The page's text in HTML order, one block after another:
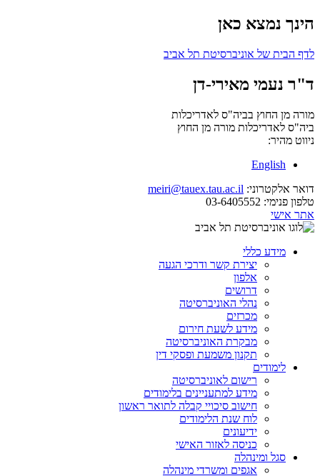
הינך נמצא כאן
לדף הבית של אוניברסיטת תל אביב
ד"ר נעמי מאירי-דן
מורה מן החוץ בביה"ס לאדריכלות
ביה"ס לאדריכלות מורה מן החוץ
ניווט מהיר:
English
דואר אלקטרוני: meiri@tauex.tau.ac.il
טלפון פנימי:
אתר אישי
מידע כללי
יצירת קשר ודרכי הגעה
אלפון
דרושים
נהלי האוניברסיטה
מכרזים
מידע לשעת חירום
מבקרת האוניברסיטה
תקנון משמעת ופסקי דין
לימודים
רישום לאוניברסיטה
מידע למתעניינים בלימודים
חישוב סיכויי קבלה לתואר ראשון
לוח שנת הלימודים
ידיעונים
כניסה לאזור האישי
סגל ומינהלה
אגפים ומשרדי מינהלה